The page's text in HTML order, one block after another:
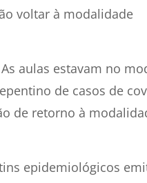
voltar à modalidade
aulas estavam no
de casos de
de retorno à
epidemiológicos